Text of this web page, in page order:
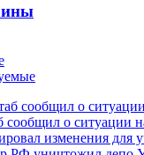
сообщил о ситуации
изменения для